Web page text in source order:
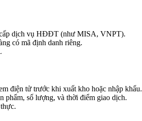
cấp dịch vụ HĐĐT (như MISA, VNPT).
có mã định danh riêng.
điện tử trước khi xuất kho hoặc nhập khẩu.
phẩm, số lượng, và thời điểm giao dịch.